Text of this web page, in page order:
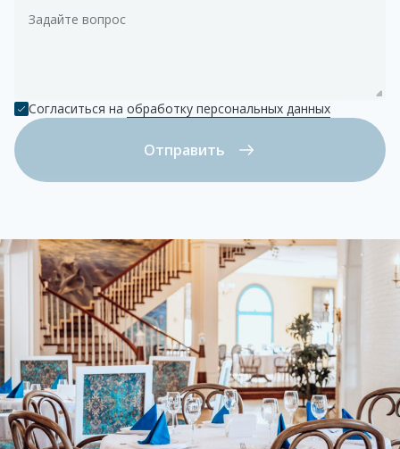
Задайте вопрос
Согласиться на обработку персональных данных
Отправить